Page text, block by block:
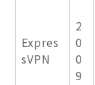
Expres
sVPN
2
0
0
9